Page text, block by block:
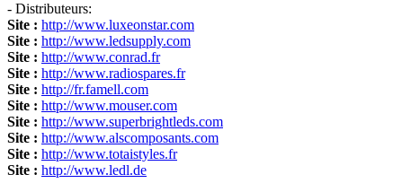
- Distributeurs:
Site : http://www.luxeonstar.com
Site : http://www.ledsupply.com
Site : http://www.conrad.fr
Site : http://www.radiospares.fr
Site : http://fr.famell.com
Site : http://www.mouser.com
Site : http://www.superbrightleds.com
Site : http://www.alscomposants.com
Site : http://www.totaistyles.fr
Site : http://www.ledl.de